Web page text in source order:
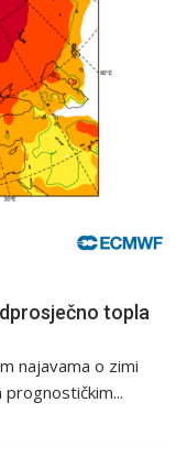
topla
najavama o zimi